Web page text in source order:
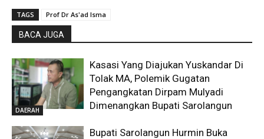
TAGS Prof Dr As'ad Isma
BACA JUGA
DAERAH
Kasasi Yang Diajukan Yuskandar Di
Tolak MA, Polemik Gugatan
Pengangkatan Dirpam Mulyadi
Dimenangkan Bupati Sarolangun
Bupati Sarolangun Hurmin Buka